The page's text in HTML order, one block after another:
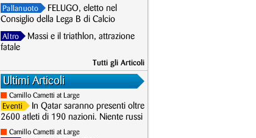
Pallanuoto
FELUGO, eletto nel
Consiglio della Lega B di Calcio
Altro
Massi e il triathlon, attrazione
fatale
Tutti gli Articoli
Ultimi Articoli
Camillo Cametti at Large
Eventi
In Qatar saranno presenti oltre
2600 atleti di 190 nazioni. Niente russi
Camillo Cametti at Large